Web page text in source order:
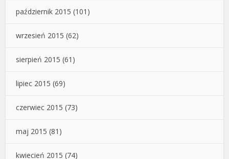
październik 2015 (101)
wrzesień 2015 (62)
sierpień 2015 (61)
lipiec 2015 (69)
czerwiec 2015 (73)
maj 2015 (81)
kwiecień 2015 (74)